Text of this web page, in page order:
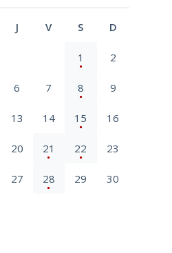
J V S D
1 2
6 7 8 9
13 14 15 16
20 21 22 23
27 28 29 30